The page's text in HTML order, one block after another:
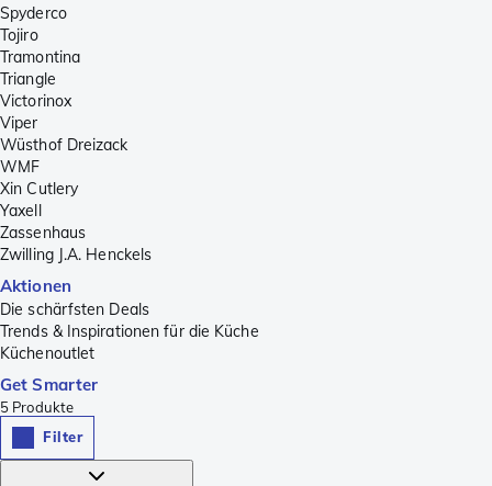
Spyderco
Tojiro
Tramontina
Triangle
Victorinox
Viper
Wüsthof Dreizack
WMF
Xin Cutlery
Yaxell
Zassenhaus
Zwilling J.A. Henckels
Aktionen
Die schärfsten Deals
Trends & Inspirationen für die Küche
Küchenoutlet
Get Smarter
5 Produkte
Filter